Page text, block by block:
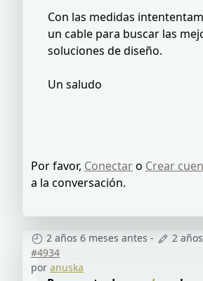
Con las medidas
un cable para buscar las
soluciones de diseño.
Un saludo
Por favor, Conectaro Crear
a la conversación.
2 años 6 meses antes -
2
#4934
por anuska